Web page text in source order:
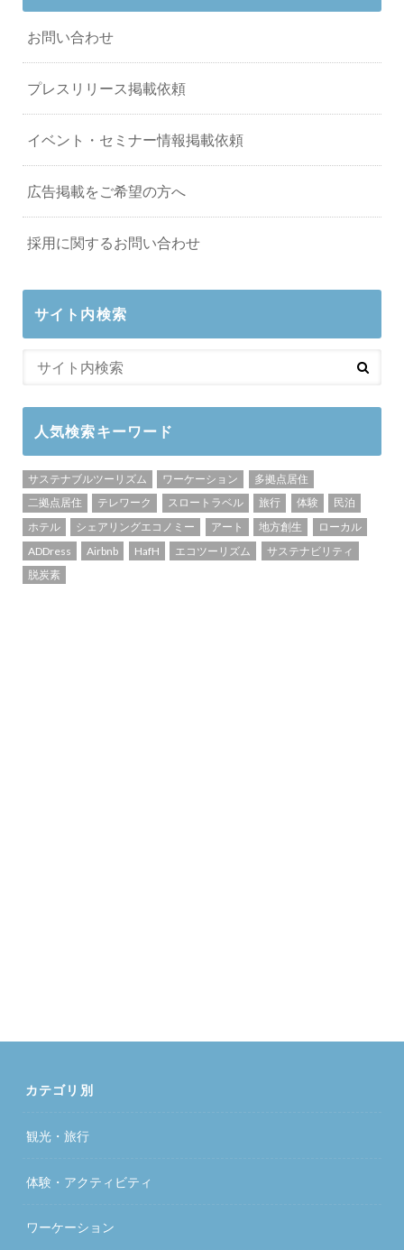
お問い合わせ
プレスリリース掲載依頼
イベント・セミナー情報掲載依頼
広告掲載をご希望の方へ
採用に関するお問い合わせ
サイト内検索
人気検索キーワード
サステナブルツーリズム ワーケーション
多拠点居住
二拠点居住
テレワーク スロートラベル 旅行 体験
民泊
ホテル
シェアリングエコノミー アート 地方創生
ローカル
ADDress
Airbnb HafH エコツーリズム
サステナビリティ
脱炭素
カテゴリ別
観光・旅行
体験・アクティビティ
ワーケーション